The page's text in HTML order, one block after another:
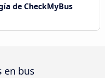
de CheckMyBus
en bus